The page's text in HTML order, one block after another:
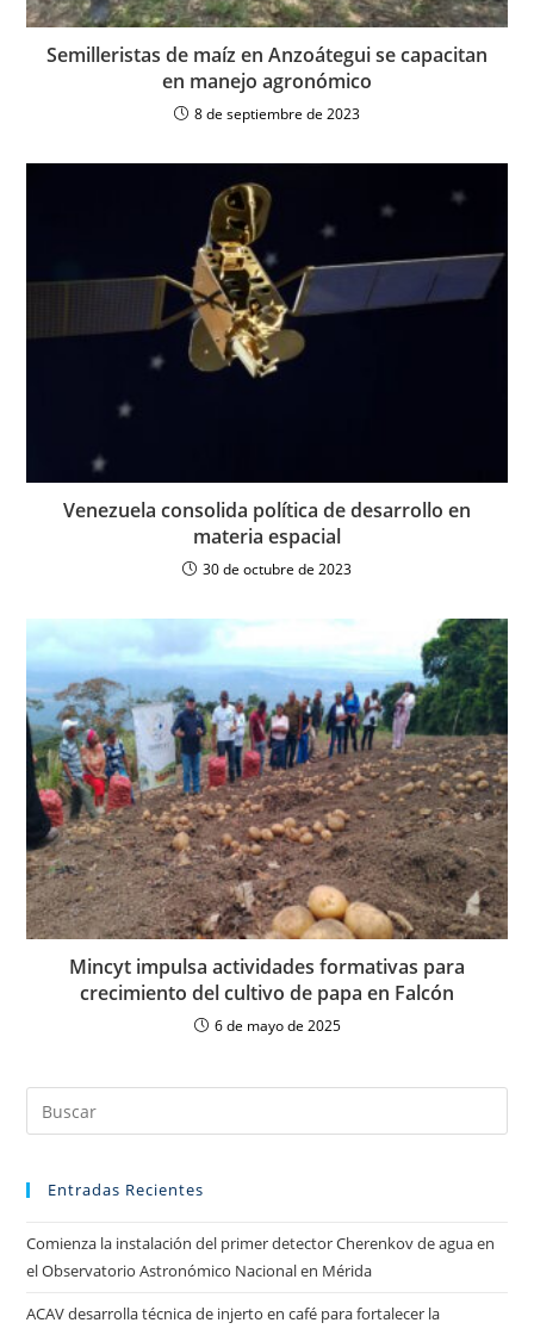
Semilleristas de maíz en Anzoátegui se capacitan
en manejo agronómico
8 de septiembre de 2023
Venezuela consolida política de desarrollo en
materia espacial
30 de octubre de 2023
Mincyt impulsa actividades formativas para
crecimiento del cultivo de papa en Falcón
6 de mayo de 2025
Entradas Recientes
Comienza la instalación del primer detector Cherenkov de agua en
el Observatorio Astronómico Nacional en Mérida
ACAV desarrolla técnica de injerto en café para fortalecer la